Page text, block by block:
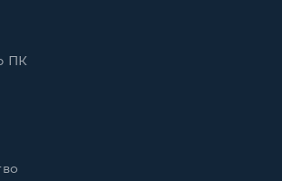
SD/SDHC
Ethernet LAN
ПК